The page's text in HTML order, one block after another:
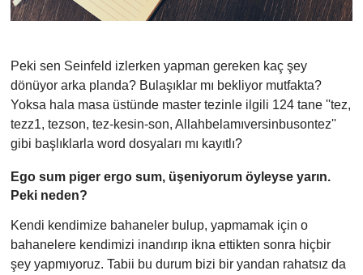
Peki sen Seinfeld izlerken yapman gereken kaç şey
dönüyor arka planda? Bulaşıklar mı bekliyor mutfakta?
Yoksa hala masa üstünde master tezinle ilgili 124 tane ''tez,
tezz1, tezson, tez-kesin-son, Allahbelamıversinbusontez''
gibi başlıklarla word dosyaları mı kayıtlı?
Ego sum piger ergo sum, üşeniyorum öyleyse yarın.
Peki neden?
Kendi kendimize bahaneler bulup, yapmamak için o
bahanelere kendimizi inandırıp ikna ettikten sonra hiçbir
şey yapmıyoruz. Tabii bu durum bizi bir yandan rahatsız da